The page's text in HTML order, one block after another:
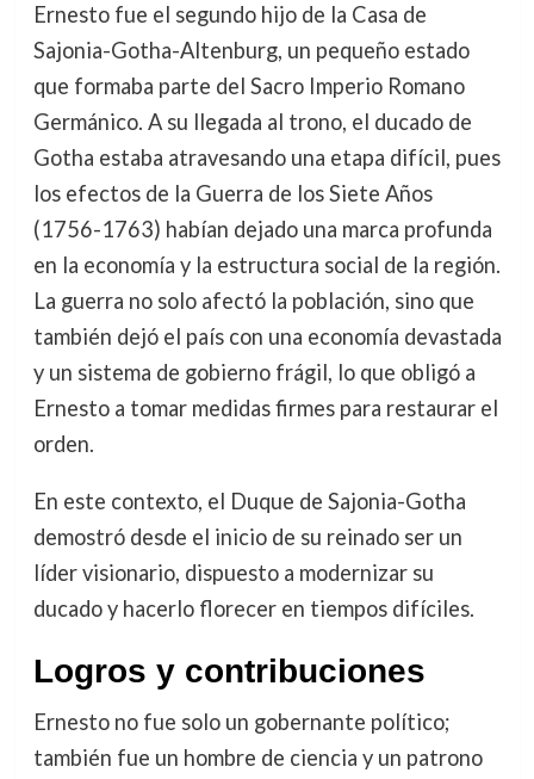
Ernesto fue el segundo hijo de la Casa de
Sajonia-Gotha-Altenburg, un pequeño estado
que formaba parte del Sacro Imperio Romano
Germánico. A su llegada al trono, el ducado de
Gotha estaba atravesando una etapa difícil, pues
los efectos de la Guerra de los Siete Años
(1756-1763) habían dejado una marca profunda
en la economía y la estructura social de la región.
La guerra no solo afectó la población, sino que
también dejó el país con una economía devastada
y un sistema de gobierno frágil, lo que obligó a
Ernesto a tomar medidas firmes para restaurar el
orden.
En este contexto, el Duque de Sajonia-Gotha
demostró desde el inicio de su reinado ser un
líder visionario, dispuesto a modernizar su
ducado y hacerlo florecer en tiempos difíciles.
Logros y contribuciones
Ernesto no fue solo un gobernante político;
también fue un hombre de ciencia y un patrono